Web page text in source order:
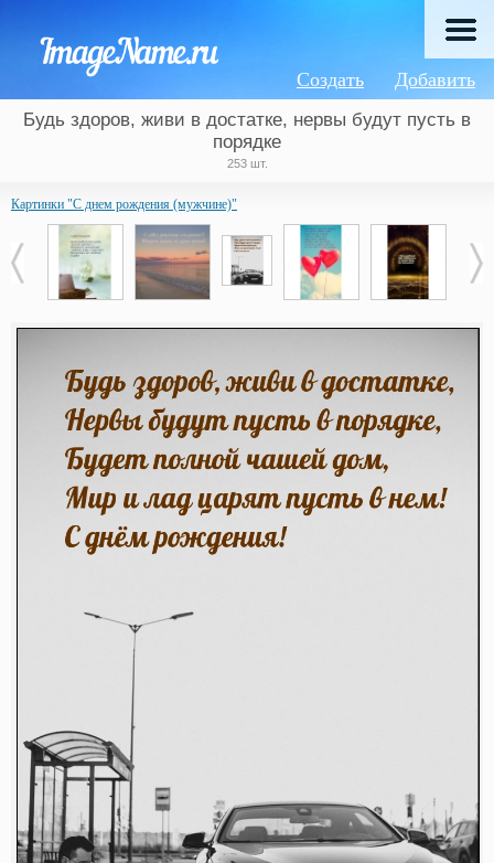
Добавить
Создать
Будь здоров, живи в достатке, нервы будут пусть в
порядке
253 шт.
Картинки "С днем рождения (мужчине)"